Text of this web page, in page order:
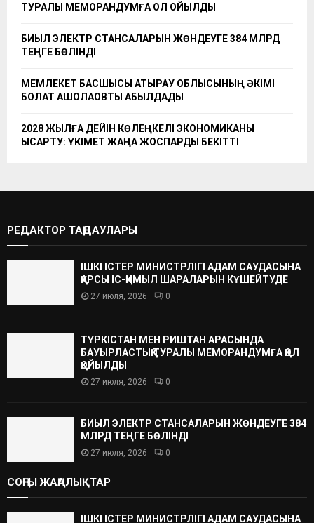
ТУРАЛЫ МЕМОРАНДУМҒА ҚОЛ ҚОЙЫЛДЫ
БИЫЛ ЭЛЕКТР СТАНСАЛАРЫН ЖӨНДЕУГЕ 384 МЛРД
ТЕҢГЕ БӨЛІНДІ
МЕМЛЕКЕТ БАСШЫСЫ АТЫРАУ ОБЛЫСЫНЫҢ ӘКІМІ
БОЛАТ АҚШОЛАҚОВТЫ ҚАБЫЛДАДЫ
2028 ЖЫЛҒА ДЕЙІН КӨЛЕҢКЕЛІ ЭКОНОМИКАНЫ
ҚЫСҚАРТУ: ҮКІМЕТ ЖАҢА ЖОСПАРДЫ БЕКІТТІ
РЕДАКТОР ТАҢДАУЛАРЫ
ІШКІ ІСТЕР МИНИСТРЛІГІ АДАМ САУДАСЫНА
ҚАРСЫ ІС-ҚИМЫЛ ШАРАЛАРЫН КҮШЕЙТУДЕ
27 июля, 2026 0
ТҮРКІСТАН МЕН РИШТАН АРАСЫНДА
БАУЫРЛАСТЫҚ ТУРАЛЫ МЕМОРАНДУМҒА ҚОЛ
ҚОЙЫЛДЫ
27 июля, 2026 0
БИЫЛ ЭЛЕКТР СТАНСАЛАРЫН ЖӨНДЕУГЕ 384
МЛРД ТЕҢГЕ БӨЛІНДІ
27 июля, 2026 0
СОҢҒЫ ЖАҢАЛЫҚТАР
ІШКІ ІСТЕР МИНИСТРЛІГІ АДАМ САУДАСЫНА